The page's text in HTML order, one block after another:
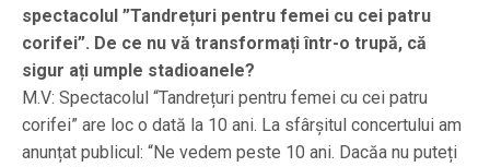
spectacolul ”Tandrețuri pentru femei cu cei patru
corifei”. De ce nu vă transformați într-o trupă, că
sigur ați umple stadioanele?
M.V: Spectacolul “Tandrețuri pentru femei cu cei patru
corifei” are loc o dată la 10 ani. La sfârșitul concertului am
anunțat publicul: “Ne vedem peste 10 ani. Dacăa nu puteți